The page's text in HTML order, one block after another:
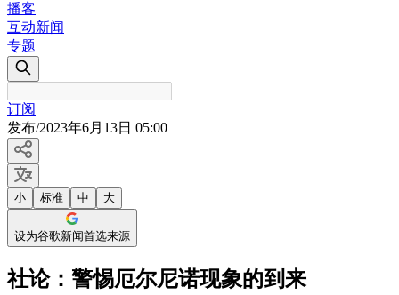
播客
互动新闻
专题
订阅
发布/2023年6月13日 05:00
小 标准 中 大
设为谷歌新闻首选来源
社论：警惕厄尔尼诺现象的到来